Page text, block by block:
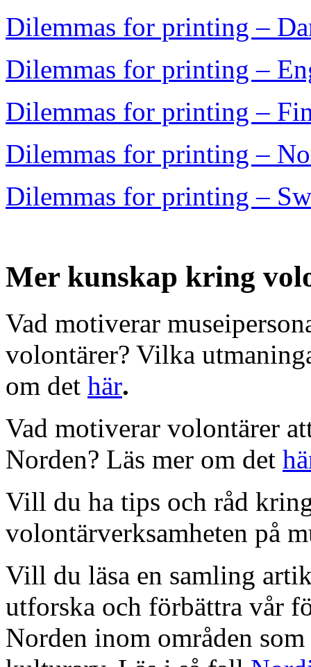
Dilemmas for printing –
Dilemmas for printing –
Dilemmas for printing –
Dilemmas for printing –
Dilemmas for printing –
Mer kunskap kring
Vad motiverar
volontärer? Vilka
om det här.
Vad motiverar volontärer
Norden? Läs mer om det
Vill du ha tips och råd
volontärverksamheten på
Vill du läsa en samling
utforska och förbättra vår
Norden inom områden